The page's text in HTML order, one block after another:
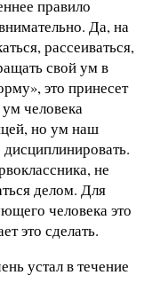
правило
Да, на
рассеиваться,
свой ум в
это принесет
человека
но ум наш
не
делом. Для
человека это
это сделать.
устал в течение